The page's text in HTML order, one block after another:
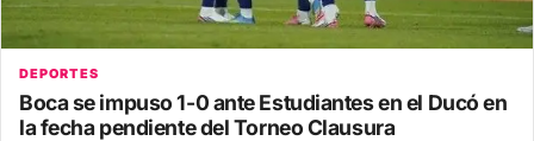
DEPORTES
Boca se impuso 1-0 ante Estudiantes en el Ducó en
la fecha pendiente del Torneo Clausura